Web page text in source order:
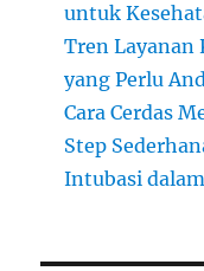
untuk
Tren Layanan
yang Perlu
Cara Cerdas
Step
Intubasi